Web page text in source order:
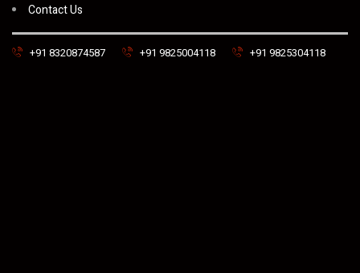
Contact Us
+91 8320874587 +91 9825004118 +91 9825304118